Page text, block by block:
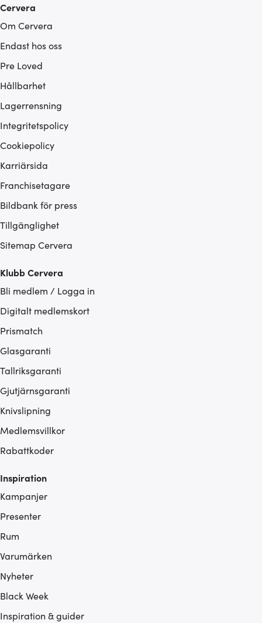
Cervera
Om Cervera
Endast hos oss
Pre Loved
Hållbarhet
Lagerrensning
Integritetspolicy
Cookiepolicy
Karriärsida
Franchisetagare
Bildbank för press
Tillgänglighet
Sitemap Cervera
Klubb Cervera
Bli medlem / Logga in
Digitalt medlemskort
Prismatch
Glasgaranti
Tallriksgaranti
Gjutjärnsgaranti
Knivslipning
Medlemsvillkor
Rabattkoder
Inspiration
Kampanjer
Presenter
Rum
Varumärken
Nyheter
Black Week
Inspiration & guider